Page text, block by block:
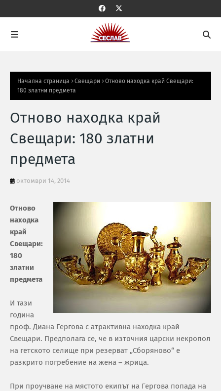
Начална страница Свещари
Отново находка край Свещари:
180 златни предмета
Отново находка край
Свещари: 180 златни
предмета
октомври 14, 2014
Отново
находка
край
Свещари:
180
златни
предмета
И тази
година
проф. Диана Гергова с атрактивна находка край
Свещари. Предполага се, че в източния царски некропол
на гетското селище при резерват „Сборяново“ е
разкрито погребение на жена – жрица.
При проучване на мястото екипът на Гергова попада на